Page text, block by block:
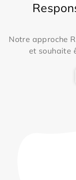
Notre approche
et souhaite